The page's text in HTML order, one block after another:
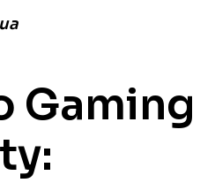
Gaming